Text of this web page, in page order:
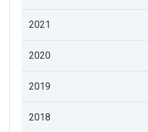
2021
2020
2019
2018